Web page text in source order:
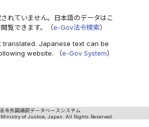
れていません。日本語のデータはこ
覧できます。（e-Gov法令検索）
translated. Japanese text can be
website. （e-Gov System）
令外国語訳データベースシステム
of Justice, Japan. All Rights Reserved.